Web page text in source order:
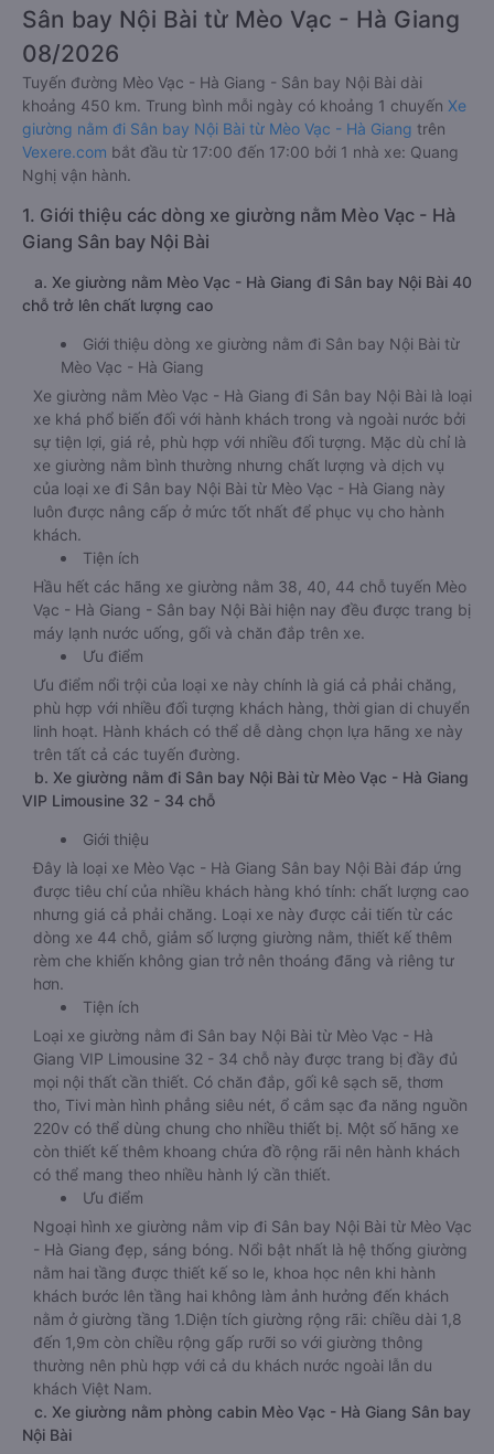
Sân bay Nội Bài từ Mèo Vạc - Hà Giang
08/2026
Tuyến đường Mèo Vạc - Hà Giang - Sân bay Nội Bài dài
khoảng 450 km. Trung bình mỗi ngày có khoảng 1 chuyến Xe
giường nằm đi Sân bay Nội Bài từ Mèo Vạc - Hà Giang trên
Vexere.com bắt đầu từ 17:00 đến 17:00 bởi 1 nhà xe: Quang
Nghị vận hành.
1. Giới thiệu các dòng xe giường nằm Mèo Vạc - Hà
Giang Sân bay Nội Bài
a. Xe giường nằm Mèo Vạc - Hà Giang đi Sân bay Nội Bài 40
chỗ trở lên chất lượng cao
Giới thiệu dòng xe giường nằm đi Sân bay Nội Bài từ
Mèo Vạc - Hà Giang
Xe giường nằm Mèo Vạc - Hà Giang đi Sân bay Nội Bài là loại
xe khá phổ biến đối với hành khách trong và ngoài nước bởi
sự tiện lợi, giá rẻ, phù hợp với nhiều đối tượng. Mặc dù chỉ là
xe giường nằm bình thường nhưng chất lượng và dịch vụ
của loại xe đi Sân bay Nội Bài từ Mèo Vạc - Hà Giang này
luôn được nâng cấp ở mức tốt nhất để phục vụ cho hành
khách.
Tiện ích
Hầu hết các hãng xe giường nằm 38, 40, 44 chỗ tuyến Mèo
Vạc - Hà Giang - Sân bay Nội Bài hiện nay đều được trang bị
máy lạnh nước uống, gối và chăn đắp trên xe.
Ưu điểm
Ưu điểm nổi trội của loại xe này chính là giá cả phải chăng,
phù hợp với nhiều đối tượng khách hàng, thời gian di chuyển
linh hoạt. Hành khách có thể dễ dàng chọn lựa hãng xe này
trên tất cả các tuyến đường.
b. Xe giường nằm đi Sân bay Nội Bài từ Mèo Vạc - Hà Giang
VIP Limousine 32 - 34 chỗ
Giới thiệu
Đây là loại xe Mèo Vạc - Hà Giang Sân bay Nội Bài đáp ứng
được tiêu chí của nhiều khách hàng khó tính: chất lượng cao
nhưng giá cả phải chăng. Loại xe này được cải tiến từ các
dòng xe 44 chỗ, giảm số lượng giường nằm, thiết kế thêm
rèm che khiến không gian trở nên thoáng đãng và riêng tư
hơn.
Tiện ích
Loại xe giường nằm đi Sân bay Nội Bài từ Mèo Vạc - Hà
Giang VIP Limousine 32 - 34 chỗ này được trang bị đầy đủ
mọi nội thất cần thiết. Có chăn đắp, gối kê sạch sẽ, thơm
tho, Tivi màn hình phẳng siêu nét, ổ cắm sạc đa năng nguồn
220v có thể dùng chung cho nhiều thiết bị. Một số hãng xe
còn thiết kế thêm khoang chứa đồ rộng rãi nên hành khách
có thể mang theo nhiều hành lý cần thiết.
Ưu điểm
Ngoại hình xe giường nằm vip đi Sân bay Nội Bài từ Mèo Vạc
- Hà Giang đẹp, sáng bóng. Nổi bật nhất là hệ thống giường
nằm hai tầng được thiết kế so le, khoa học nên khi hành
khách bước lên tầng hai không làm ảnh hưởng đến khách
nằm ở giường tầng 1.Diện tích giường rộng rãi: chiều dài 1,8
đến 1,9m còn chiều rộng gấp rưỡi so với giường thông
thường nên phù hợp với cả du khách nước ngoài lẫn du
khách Việt Nam.
c. Xe giường nằm phòng cabin Mèo Vạc - Hà Giang Sân bay
Nội Bài